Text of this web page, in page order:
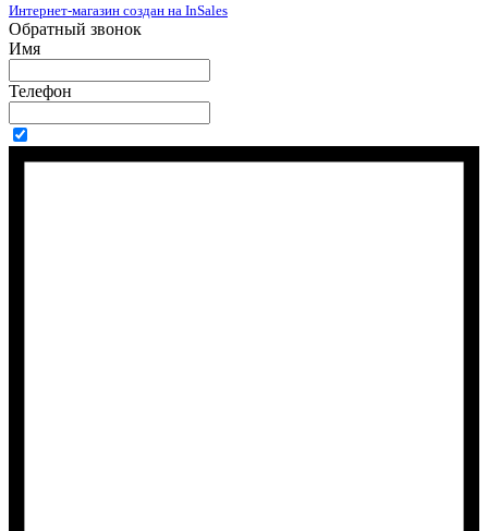
Интернет-магазин создан на InSales
Обратный звонок
Имя
Телефон